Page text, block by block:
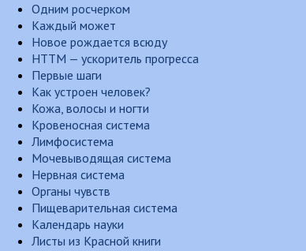
Одним росчерком
Каждый может
Новое рождается всюду
НТТМ — ускоритель прогресса
Первые шаги
Как устроен человек?
Кожа, волосы и ногти
Кровеносная система
Лимфосистема
Мочевыводящая система
Нервная система
Органы чувств
Пищеварительная система
Календарь науки
Листы из Красной книги